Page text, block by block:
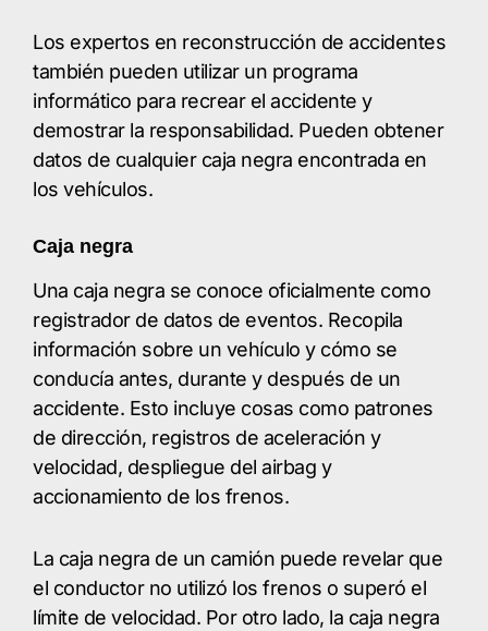
Los expertos en reconstrucción de accidentes
también pueden utilizar un programa
informático para recrear el accidente y
demostrar la responsabilidad. Pueden obtener
datos de cualquier caja negra encontrada en
los vehículos.
Caja negra
Una caja negra se conoce oficialmente como
registrador de datos de eventos. Recopila
información sobre un vehículo y cómo se
conducía antes, durante y después de un
accidente. Esto incluye cosas como patrones
de dirección, registros de aceleración y
velocidad, despliegue del airbag y
accionamiento de los frenos.
La caja negra de un camión puede revelar que
el conductor no utilizó los frenos o superó el
límite de velocidad. Por otro lado, la caja negra